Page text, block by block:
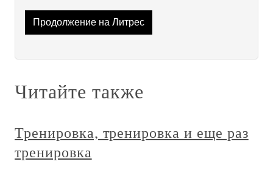
Продолжение на Литрес
Читайте также
Тренировка, тренировка и еще раз
тренировка